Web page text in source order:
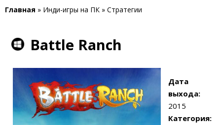
Главная » Инди-игры на ПК » Стратегии
Battle Ranch
Дата
выхода:
2015
Категория: